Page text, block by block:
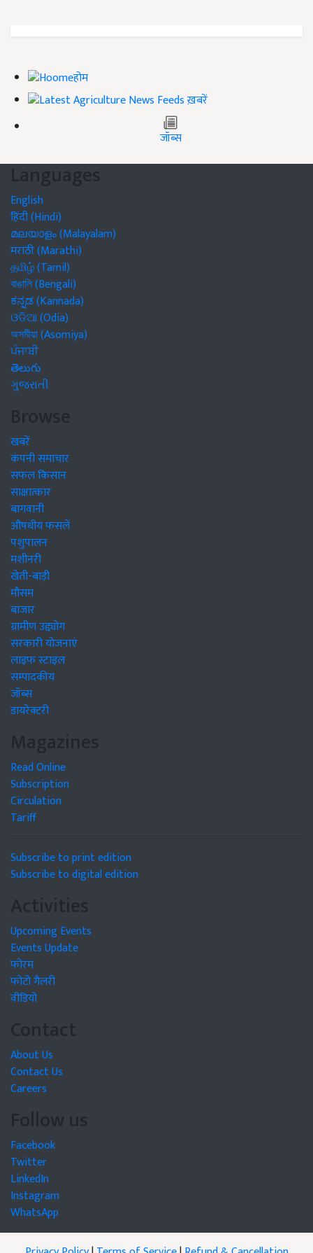
होम
ख़बरें
जॉब्स
Languages
English
हिंदी (Hindi)
മലയാളം (Malayalam)
मराठी (Marathi)
தமிழ் (Tamil)
বাঙালি (Bengali)
ಕನ್ನಡ (Kannada)
ଓଡିଆ (Odia)
অসমীয়া (Asomiya)
ਪੰਜਾਬੀ
తెలుగు
ગુજરાતી
Browse
खबरें
कंपनी समाचार
सफल किसान
साक्षात्कार
बागवानी
औषधीय फसलें
पशुपालन
मशीनरी
खेती-बाड़ी
मौसम
बाजार
ग्रामीण उद्द्योग
सरकारी योजनाएं
लाइफ स्टाइल
सम्पादकीय
जॉब्स
डायरेक्टरी
Magazines
Read Online
Subscription
Circulation
Tariff
Subscribe to print edition
Subscribe to digital edition
Activities
Upcoming Events
Events Update
फोरम
फोटो गैलरी
वीडियो
Contact
About Us
Contact Us
Careers
Follow us
Facebook
Twitter
LinkedIn
Instagram
WhatsApp